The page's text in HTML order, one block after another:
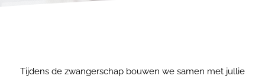
Tijdens de zwangerschap bouwen we samen met jullie